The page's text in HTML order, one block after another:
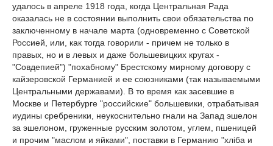
удалось в апреле 1918 года, когда Центральная Рада
оказалась не в состоянии выполнить свои обязательства по
заключенному в начале марта (одновременно с Советской
Россией, или, как тогда говорили - причем не только в
правых, но и в левых и даже большевицких кругах -
"Совдепией") "похабному" Брестскому мирному договору с
кайзеровской Германией и ее союзниками (так называемыми
Центральными державами). В то время как засевшие в
Москве и Петербурге "российские" большевики, отрабатывая
иудины сребреники, неукоснительно гнали на Запад эшелон
за эшелоном, груженные русским золотом, углем, пшеницей
и прочим "маслом и яйками", поставки в Германию "хлiба и